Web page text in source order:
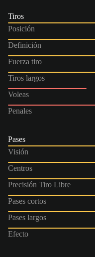
Tiros
Posición
Definición
Fuerza tiro
Tiros largos
Voleas
Penales
Pases
Visión
Centros
Precisión Tiro Libre
Pases cortos
Pases largos
Efecto